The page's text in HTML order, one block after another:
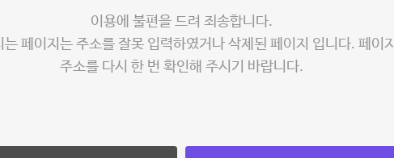
이용에 불편을 드려 죄송합니다.
는 페이지는 주소를 잘못 입력하였거나 삭제된 페이지 입니다. 페이지
주소를 다시 한 번 확인해 주시기 바랍니다.